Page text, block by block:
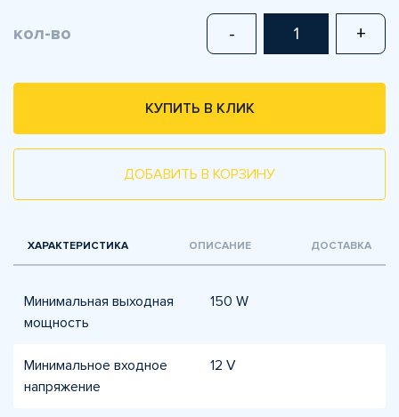
кол-во - +
КУПИТЬ В КЛИК
ДОБАВИТЬ В КОРЗИНУ
ХАРАКТЕРИСТИКА ОПИСАНИЕ ДОСТАВКА
Минимальная выходная
мощность
150 W
Минимальное входное
напряжение
12 V